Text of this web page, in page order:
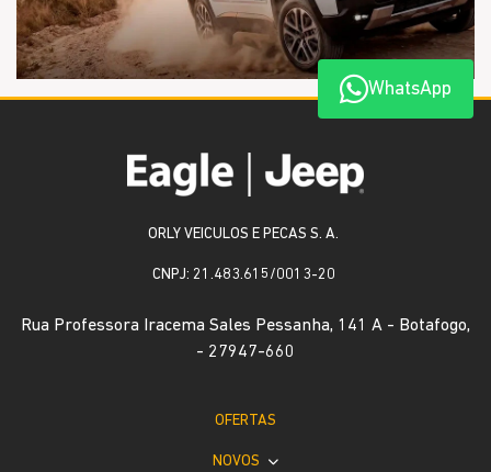
WhatsApp
ORLY VEICULOS E PECAS S. A.
CNPJ: 21.483.615/0013-20
Rua Professora Iracema Sales Pessanha, 141 A - Botafogo,
- 27947-660
OFERTAS
NOVOS